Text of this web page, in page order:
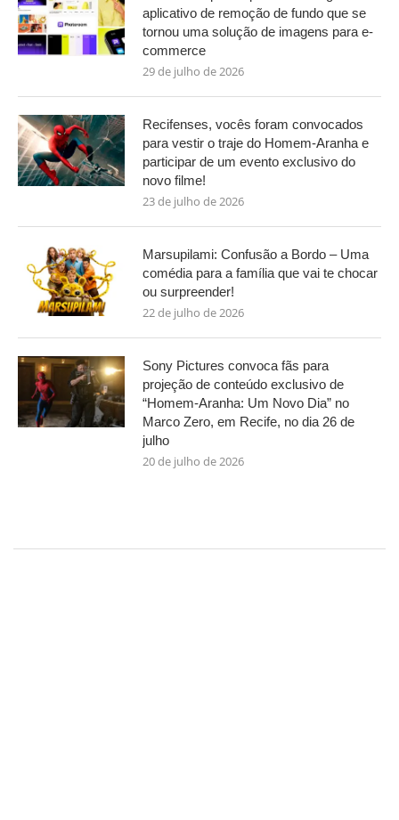
aplicativo de remoção de fundo que se
tornou uma solução de imagens para e-
commerce
29 de julho de 2026
Recifenses, vocês foram convocados
para vestir o traje do Homem-Aranha e
participar de um evento exclusivo do
novo filme!
23 de julho de 2026
Marsupilami: Confusão a Bordo – Uma
comédia para a família que vai te chocar
ou surpreender!
22 de julho de 2026
Sony Pictures convoca fãs para
projeção de conteúdo exclusivo de
“Homem-Aranha: Um Novo Dia” no
Marco Zero, em Recife, no dia 26 de
julho
20 de julho de 2026